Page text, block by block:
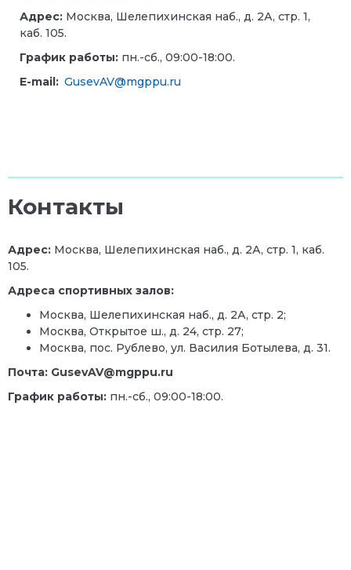
Адрес: Москва, Шелепихинская наб., д. 2А, стр. 1,
каб. 105.
График работы: пн.-сб., 09:00-18:00.
E-mail: GusevAV@mgppu.ru
Контакты
Адрес: Москва, Шелепихинская наб., д. 2А, стр. 1, каб.
105.
Адреса спортивных залов:
Москва, Шелепихинская наб., д. 2А, стр. 2;
Москва, Открытое ш., д. 24, стр. 27;
Москва, пос. Рублево, ул. Василия Ботылева, д. 31.
Почта: GusevAV@mgppu.ru
График работы: пн.-сб., 09:00-18:00.